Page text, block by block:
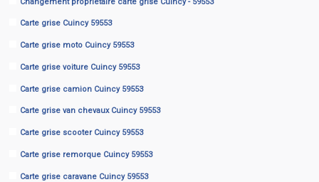
Carte grise Cuincy 59553
Carte grise moto Cuincy 59553
Carte grise voiture Cuincy 59553
Carte grise camion Cuincy 59553
Carte grise van chevaux Cuincy 59553
Carte grise scooter Cuincy 59553
Carte grise remorque Cuincy 59553
Carte grise caravane Cuincy 59553